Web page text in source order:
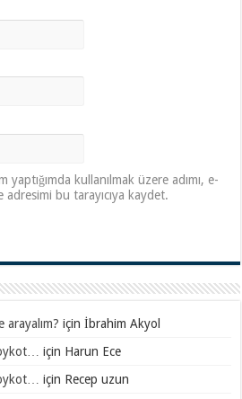
kullanılmak üzere adımı, e-
bu tarayıcıya kaydet.
içinİbrahim Akyol
için Harun Ece
için Recep uzun